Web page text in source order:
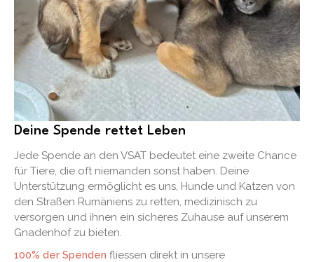
Deine Spende rettet Leben
Jede Spende an den VSAT bedeutet eine zweite Chance
für Tiere, die oft niemanden sonst haben. Deine
Unterstützung ermöglicht es uns, Hunde und Katzen von
den Straßen Rumäniens zu retten, medizinisch zu
versorgen und ihnen ein sicheres Zuhause auf unserem
Gnadenhof zu bieten.
100% der Spenden fliessen direkt in unsere